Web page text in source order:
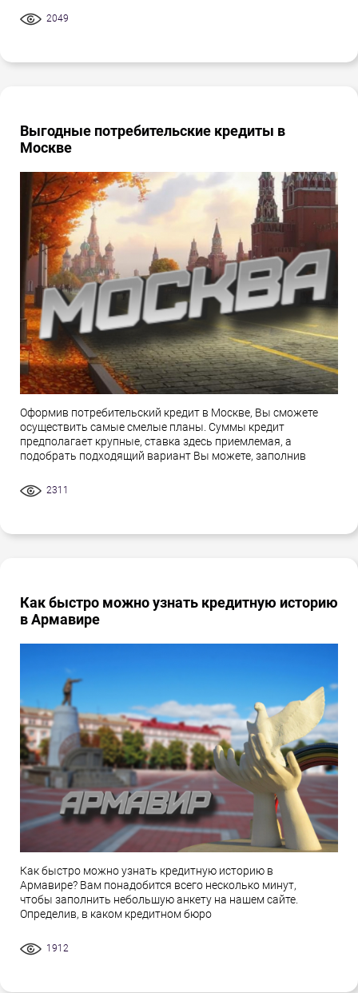
2049
Выгодные потребительские кредиты в
Москве
Оформив потребительский кредит в Москве, Вы сможете
осуществить самые смелые планы. Суммы кредит
предполагает крупные, ставка здесь приемлемая, а
подобрать подходящий вариант Вы можете, заполнив
2311
Как быстро можно узнать кредитную историю
в Армавире
Как быстро можно узнать кредитную историю в
Армавире? Вам понадобится всего несколько минут,
чтобы заполнить небольшую анкету на нашем сайте.
Определив, в каком кредитном бюро
1912